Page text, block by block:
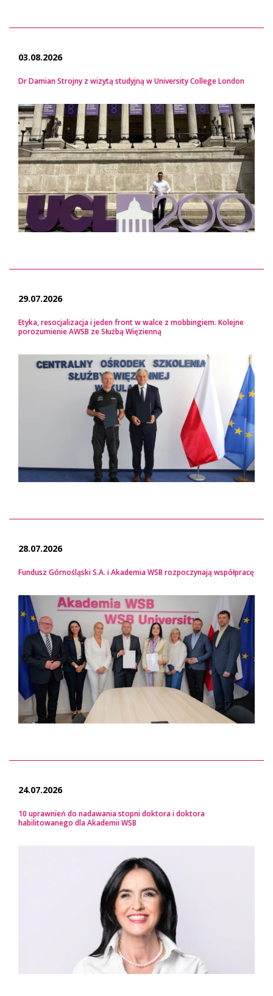
03.08.2026
Dr Damian Strojny z wizytą studyjną w University College London
29.07.2026
Etyka, resocjalizacja i jeden front w walce z mobbingiem. Kolejne
porozumienie AWSB ze Służbą Więzienną
28.07.2026
Fundusz Górnośląski S.A. i Akademia WSB rozpoczynają współpracę
24.07.2026
10 uprawnień do nadawania stopni doktora i doktora
habilitowanego dla Akademii WSB